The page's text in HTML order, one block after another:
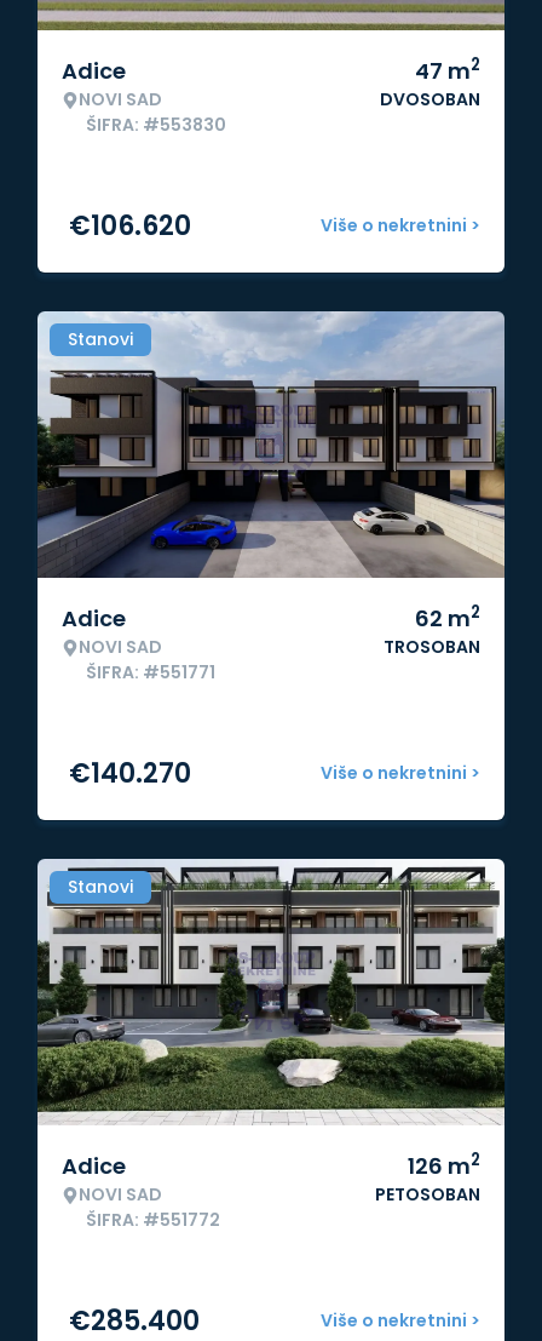
Adice
NOVI SAD
ŠIFRA: #553830
47 m2
DVOSOBAN
Više o nekretnini >
€106.620
Stanovi
Adice
NOVI SAD
ŠIFRA: #551771
62 m2
TROSOBAN
Više o nekretnini >
€140.270
Stanovi
Adice
NOVI SAD
ŠIFRA: #551772
126 m2
PETOSOBAN
Više o nekretnini >
€285.400